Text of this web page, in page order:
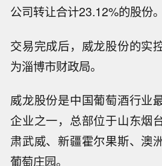
公司转让合计23.12%的股份。
交易完成后，威龙股份的实
为淄博市财政局。
威龙股份是中国葡萄酒行业
企业之一，总部位于山东烟
肃武威、新疆霍尔果斯、澳
葡萄庄园。